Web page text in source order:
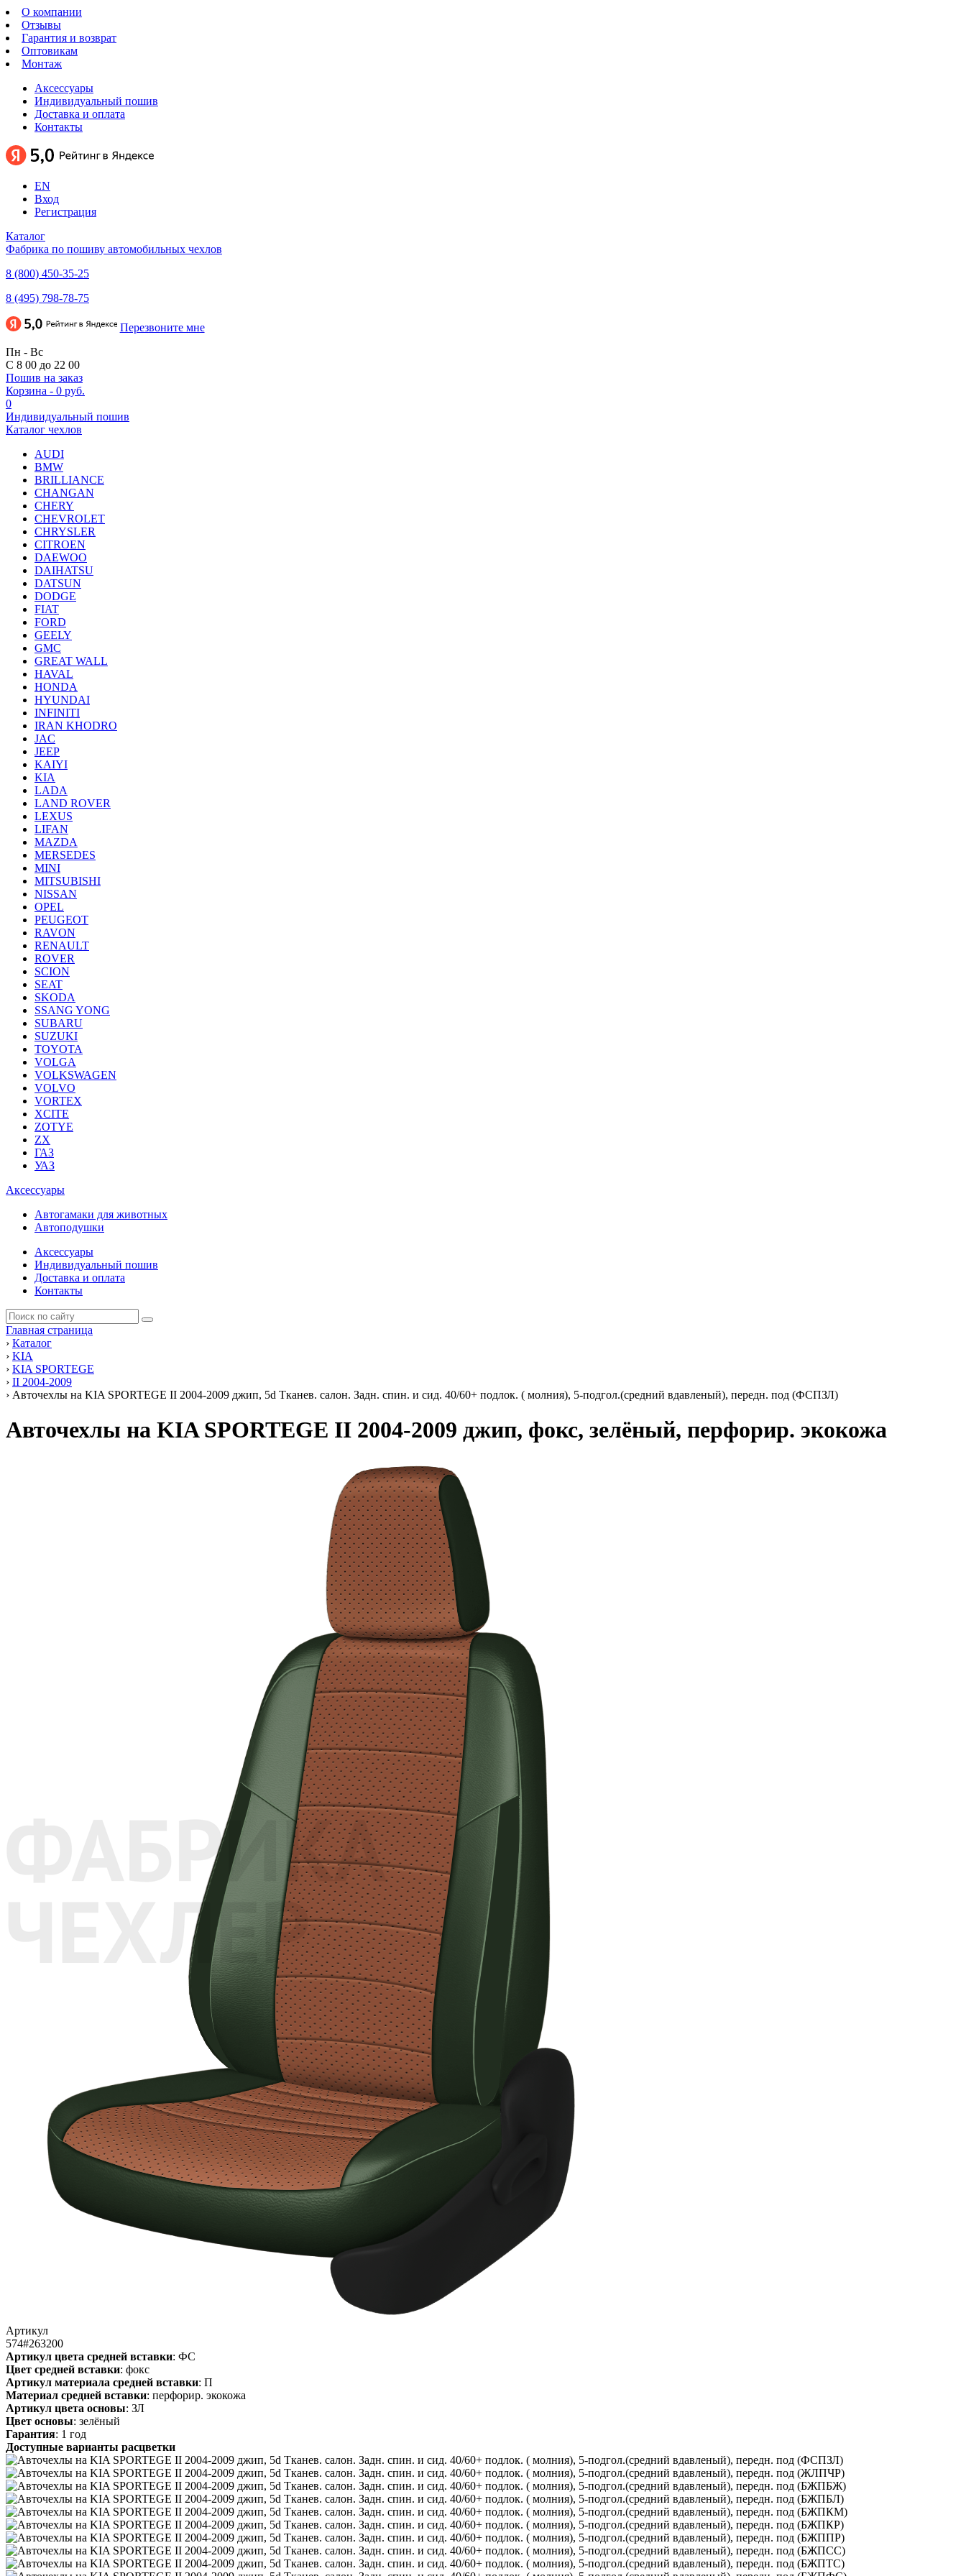
О компании
Отзывы
Гарантия и возврат
Оптовикам
Монтаж
Аксессуары
Индивидуальный пошив
Доставка и оплата
Контакты
EN
Вход
Регистрация
Каталог
Фабрика по пошиву автомобильных чехлов
8 (800) 450-35-25
8 (495) 798-78-75
Перезвоните мне
Пн - Вс
С 8 00 до 22 00
Пошив на заказ
Корзина - 0 руб.
0
Индивидуальный пошив
Каталог чехлов
AUDI
BMW
BRILLIANCE
CHANGAN
CHERY
CHEVROLET
CHRYSLER
CITROEN
DAEWOO
DAIHATSU
DATSUN
DODGE
FIAT
FORD
GEELY
GMC
GREAT WALL
HAVAL
HONDA
HYUNDAI
INFINITI
IRAN KHODRO
JAC
JEEP
KAIYI
KIA
LADA
LAND ROVER
LEXUS
LIFAN
MAZDA
MERSEDES
MINI
MITSUBISHI
NISSAN
OPEL
PEUGEOT
RAVON
RENAULT
ROVER
SCION
SEAT
SKODA
SSANG YONG
SUBARU
SUZUKI
TOYOTA
VOLGA
VOLKSWAGEN
VOLVO
VORTEX
XCITE
ZOTYE
ZX
ГАЗ
УАЗ
Аксессуары
Автогамаки для животных
Автоподушки
Аксессуары
Индивидуальный пошив
Доставка и оплата
Контакты
Главная страница
› Каталог
› KIA
› KIA SPORTEGE
› II 2004-2009
› Авточехлы на KIA SPORTEGE II 2004-2009 джип, 5d Тканев. салон. Задн. спин. и сид. 40/60+ подлок. ( молния), 5-подгол.(средний вдавленый), передн. под (ФСПЗЛ)
Авточехлы на KIA SPORTEGE II 2004-2009 джип, фокс, зелёный, перфорир. экокожа
Артикул
574#263200
Артикул цвета средней вставки: ФС
Цвет средней вставки: фокс
Артикул материала средней вставки: П
Материал средней вставки: перфорир. экокожа
Артикул цвета основы: ЗЛ
Цвет основы: зелёный
Гарантия: 1 год
Доступные варианты расцветки